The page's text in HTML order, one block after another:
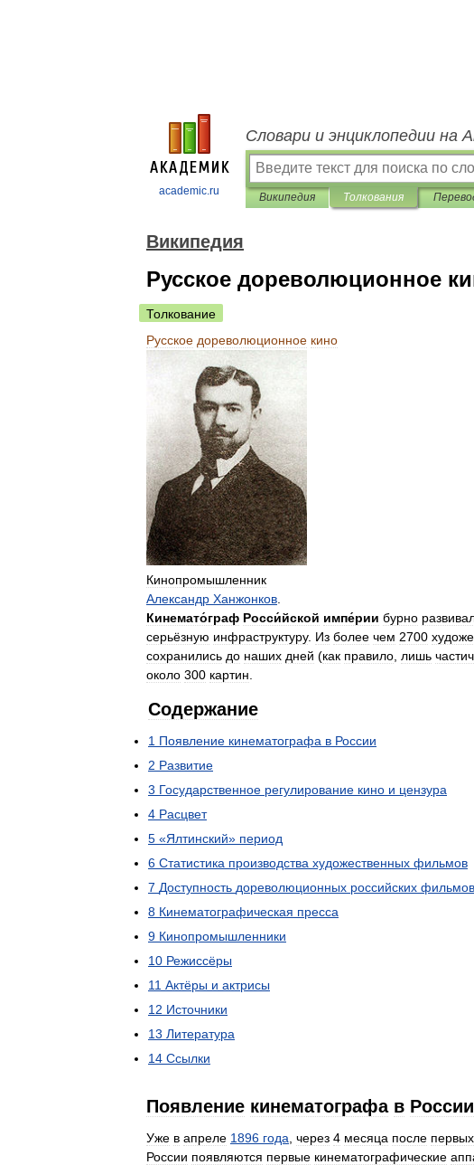
academic.ru
Словари и энциклопедии на
Википедия Толкования
Википедия
Русское дореволюционное
Толкование
Русское дореволюционное кино
Кинопромышленник
Александр Ханжонков
Кинемато́граф Росси́йской импе́рии бурно
серьёзную инфраструктуру. Из более чем 2700
сохранились до наших дней (как правило лишь
около 300 картин
Содержание
1 Появление кинематографа в России
2 Развитие
3 Государственное регулирование кино и цензура
4 Расцвет
5 «Ялтинский» период
6 Статистика производства художественных фильмов
7 Доступность дореволюционных российских фильмов
8 Кинематографическая пресса
9 Кинопромышленники
10 Режиссёры
11 Актёры и актрисы
12 Источники
13 Литература
14 Ссылки
Появление кинематографа в России
Уже в апреле 1896 года через 4 месяца после первых
России появляются первые кинематографические